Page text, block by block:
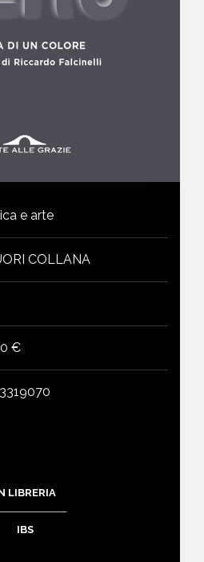
e arte
COLLANA
€
LIBRERIA
IBS